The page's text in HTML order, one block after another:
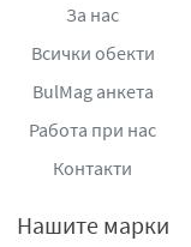
За нас
Всички обекти
BulMag анкета
Работа при нас
Контакти
Нашите марки